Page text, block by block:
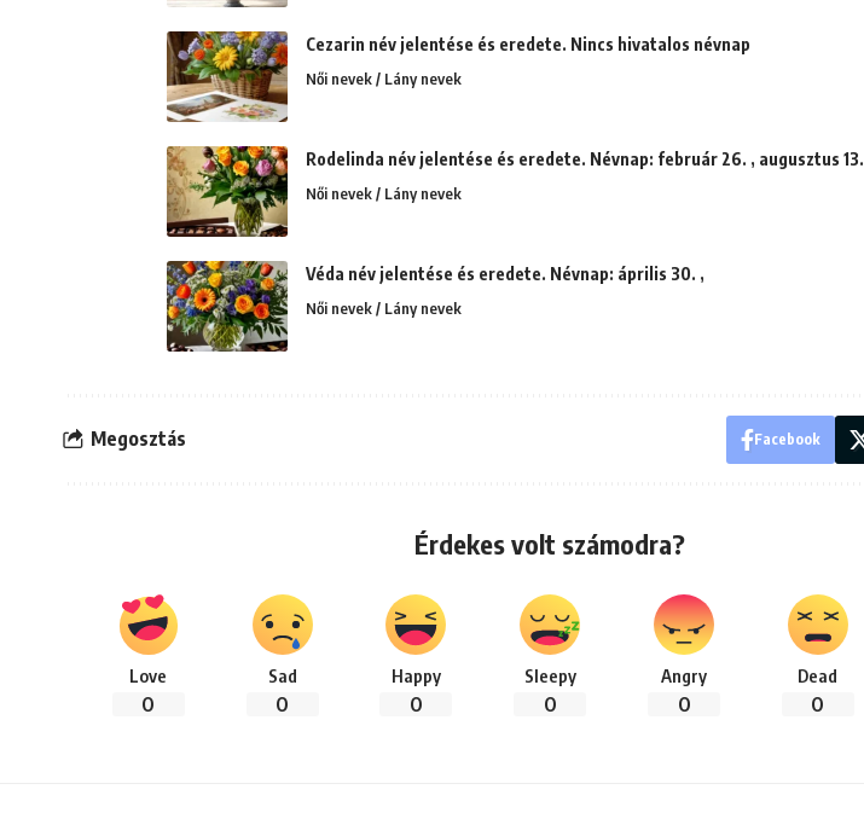
Cezarin név jelentése és eredete. Nincs hivatalos névnap
Női nevek / Lány nevek
Rodelinda név jelentése és eredete. Névnap: február 26. , augusztus 13.
Női nevek / Lány nevek
Véda név jelentése és eredete. Névnap: április 30. ,
Női nevek / Lány nevek
Megosztás Facebook
Érdekes volt számodra?
Love
0
Sad
0
Happy
0
Sleepy
0
Angry
0
Dead
0